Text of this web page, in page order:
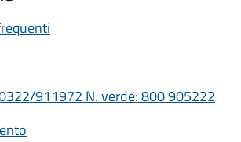
911972 N. verde: 800 905222